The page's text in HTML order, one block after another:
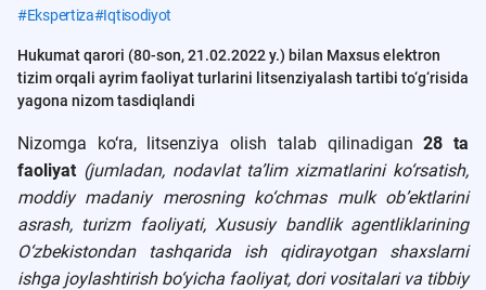
#Ekspertiza#Iqtisodiyot
Hukumat qarori (80-son, 21.02.2022 y.) bilan Maxsus elektron
tizim orqali ayrim faoliyat turlarini litsenziyalash tartibi to‘g‘risida
yagona nizom tasdiqlandi
Nizomga ko‘ra, litsenziya olish talab qilinadigan28 ta
faoliyat (jumladan, nodavlat ta’lim xizmatlarini ko‘rsatish,
moddiy madaniy merosning ko‘chmas mulk ob’ektlarini
asrash, turizm faoliyati, Xususiy bandlik agentliklarining
O‘zbekistondan tashqarida ish qidirayotgan shaxslarni
ishga joylashtirish bo‘yicha faoliyat, dori vositalari va tibbiy